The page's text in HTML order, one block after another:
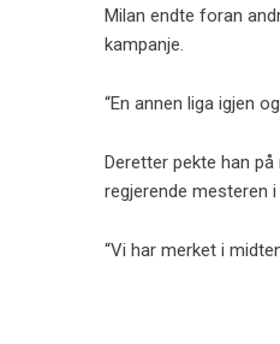
Milan endte foran
kampanje.
“En annen liga igjen
Deretter pekte han
regjerende mesteren i
“Vi har merket i